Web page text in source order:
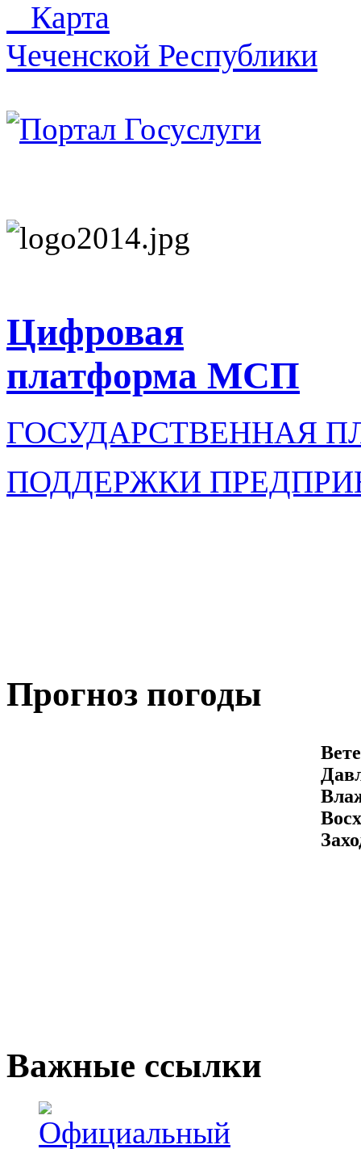
Карта
Чеченской Республики
Цифровая
платформа МСП
ГОСУДАРСТВЕННАЯ
ПОДДЕРЖКИ
Прогноз погоды
Важные ссылки